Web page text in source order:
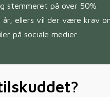
stemmeret på over 50%
år, ellers vil der være krav
på sociale medier